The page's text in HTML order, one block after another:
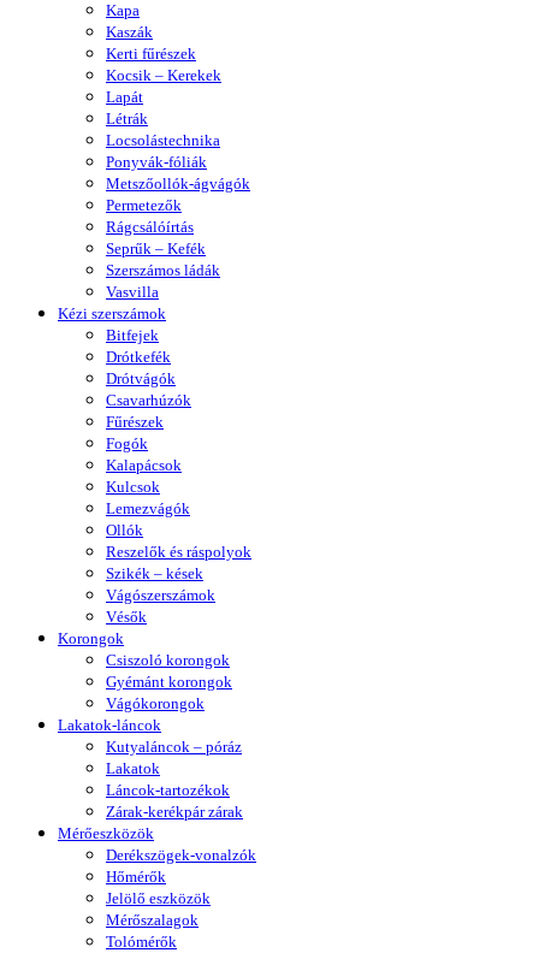
Kapa
Kaszák
Kerti fűrészek
Kocsik – Kerekek
Lapát
Létrák
Locsolástechnika
Ponyvák-fóliák
Metszőollók-ágvágók
Permetezők
Rágcsálóírtás
Seprűk – Kefék
Szerszámos ládák
Vasvilla
Kézi szerszámok
Bitfejek
Drótkefék
Drótvágók
Csavarhúzók
Fűrészek
Fogók
Kalapácsok
Kulcsok
Lemezvágók
Ollók
Reszelők és ráspolyok
Szikék – kések
Vágószerszámok
Vésők
Korongok
Csiszoló korongok
Gyémánt korongok
Vágókorongok
Lakatok-láncok
Kutyaláncok – póráz
Lakatok
Láncok-tartozékok
Zárak-kerékpár zárak
Mérőeszközök
Derékszögek-vonalzók
Hőmérők
Jelölő eszközök
Mérőszalagok
Tolómérők